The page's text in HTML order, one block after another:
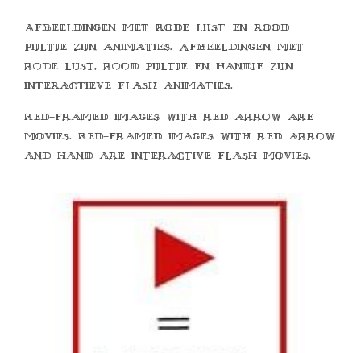
Afbeeldingen met rode lijst en rood
pijltje zijn animaties. Afbeeldingen met
rode lijst, rood pijltje en handje zijn
interactieve flash animaties.
Red-framed images with red arrow are
movies. Red-framed images with red arrow
and hand are interactive flash movies.